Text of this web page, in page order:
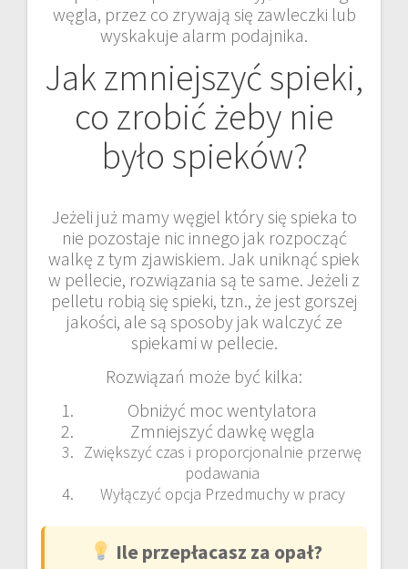
węgla, przez co zrywają się zawleczki lub
wyskakuje alarm podajnika.
Jak zmniejszyć spieki,
co zrobić żeby nie
było spieków?
Jeżeli już mamy węgiel który się spieka to
nie pozostaje nic innego jak rozpocząć
walkę z tym zjawiskiem. Jak uniknąć spiek
w pellecie, rozwiązania są te same. Jeżeli z
pelletu robią się spieki, tzn., że jest gorszej
jakości, ale są sposoby jak walczyć ze
spiekami w pellecie.
Rozwiązań może być kilka:
Obniżyć moc wentylatora
Zmniejszyć dawkę węgla
Zwiększyć czas i proporcjonalnie przerwę
podawania
Wyłączyć opcja Przedmuchy w pracy
Ile przepłacasz za opał?